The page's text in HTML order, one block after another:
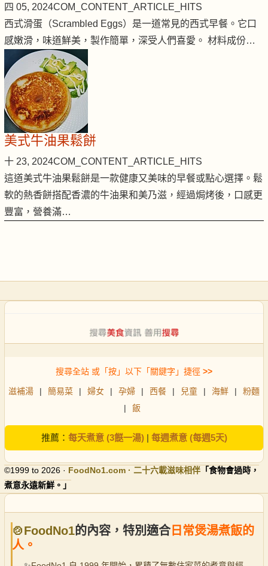
四 05, 2024COM_CONTENT_ARTICLE_HITS
西式滑蛋（Scrambled Eggs）是一道常見的西式早餐。它口
感嫩滑，味道鮮美，製作簡單，深受人們喜愛。 材料成份…
美式牛油果鬆餅
十 23, 2024COM_CONTENT_ARTICLE_HITS
這道美式牛油果鬆餅是一款健康又美味的早餐或點心選擇。鬆
軟的熱香餅搭配香濃的牛油果和美乃滋，經過焗烤後，口感更
豐富，營養滿…
搜尋全站 或「按」以下「關鍵字」捷徑 >>
滋補湯 | 簡易菜 | 婦女 | 孕婦 | 西餐 | 兒童 | 海鮮 |
粉麵
|
飯
推薦： 每天煮意 (3餸一湯)| 每週煮意 (每週5天)
©1999 to 2026 · FoodNo1.com · 二十六載滋味相伴 「食物會過時，
煮意永遠新鮮。」
🍲FoodNo1的內容，特別適合 日常煲湯煮飯的
人。